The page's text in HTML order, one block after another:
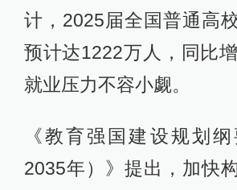
计，2025届全国普通高
预计达1222万人，同比
就业压力不容小觑。
《教育强国建设规划
2035年）》提出，加快